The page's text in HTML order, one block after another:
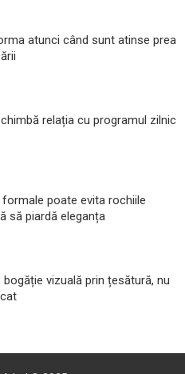
atunci când sunt atinse prea
relația cu programul zilnic
poate evita rochiile
să piardă eleganța
vizuală prin țesătură, nu